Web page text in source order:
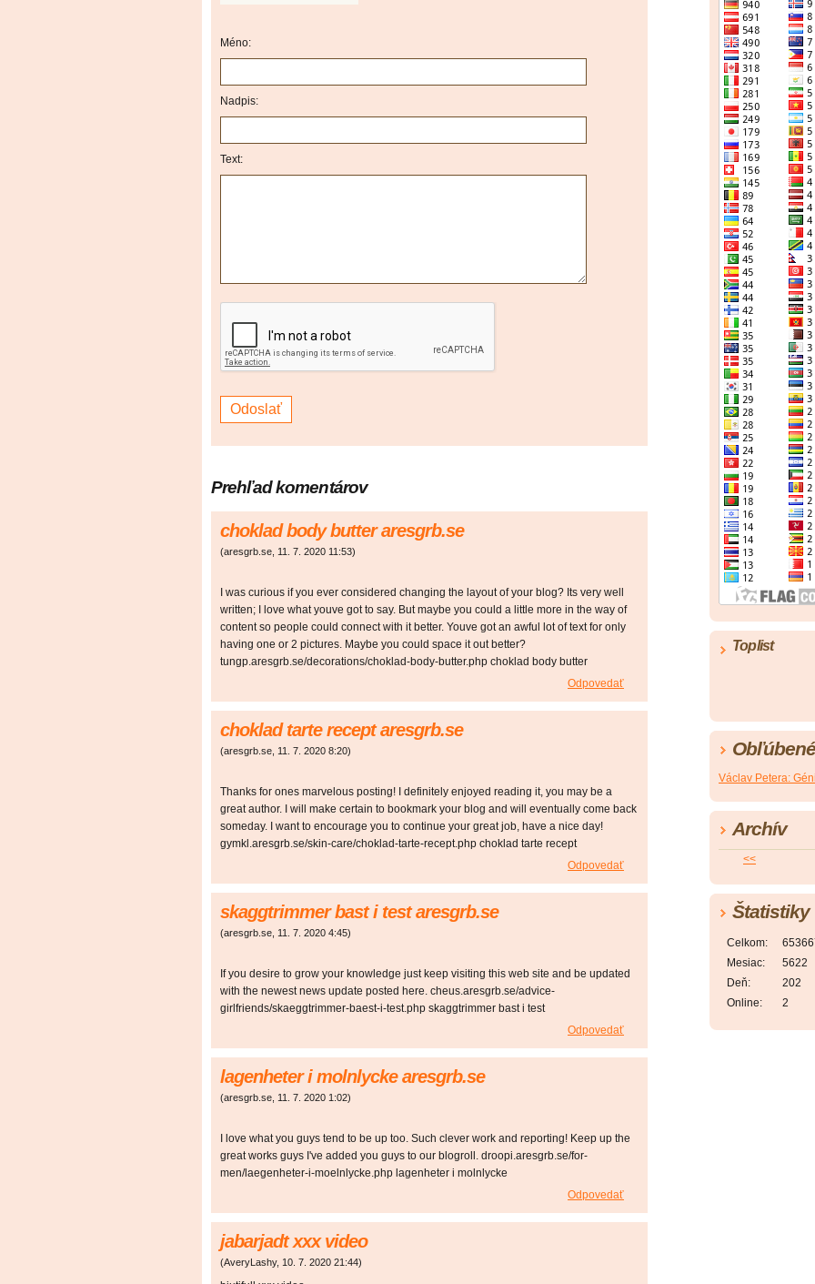
Méno:
Nadpis:
Text:
Prehľad komentárov
choklad body butter aresgrb.se
(aresgrb.se 11. 7. 2020 11:53)
I was curious if you ever considered changing the layout of your blog? Its very well
written; I love what youve got to say. But maybe you could a little more in the way of
content so people could connect with it better. Youve got an awful lot of text for only
having one or 2 pictures. Maybe you could space it out better?
tungp.aresgrb.se/decorations/choklad-body-butter.php choklad body butter
Odpovedať
choklad tarte recept aresgrb.se
(aresgrb.se 11. 7. 2020 8:20)
Thanks for ones marvelous posting! I definitely enjoyed reading it, you may be a
great author. I will make certain to bookmark your blog and will eventually come back
someday. I want to encourage you to continue your great job, have a nice day!
gymkl.aresgrb.se/skin-care/choklad-tarte-recept.php choklad tarte recept
Odpovedať
skaggtrimmer bast i test aresgrb.se
(aresgrb.se 11. 7. 2020 4:45)
If you desire to grow your knowledge just keep visiting this web site and be updated
with the newest news update posted here. cheus.aresgrb.se/advice-
girlfriends/skaeggtrimmer-baest-i-test.php skaggtrimmer bast i test
Odpovedať
lagenheter i molnlycke aresgrb.se
(aresgrb.se 11. 7. 2020 1:02)
I love what you guys tend to be up too. Such clever work and reporting! Keep up the
great works guys I've added you guys to our blogroll. droopi.aresgrb.se/for-
men/laegenheter-i-moelnlycke.php lagenheter i molnlycke
Odpovedať
jabarjadt xxx video
(AveryLashy, 10. 7. 2020 21:44)
Toplist
Václav Petera:
Archív
<<
Štatistiky
Online: 2
Celkom:
Mesiac:
5622
Deň:
202